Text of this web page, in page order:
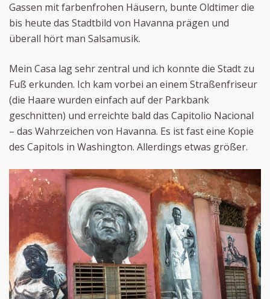
Gassen mit farbenfrohen Häusern, bunte Oldtimer die
bis heute das Stadtbild von Havanna prägen und
überall hört man Salsamusik.
Mein Casa lag sehr zentral und ich konnte die Stadt zu
Fuß erkunden. Ich kam vorbei an einem Straßenfriseur
(die Haare wurden einfach auf der Parkbank
geschnitten) und erreichte bald das Capitolio Nacional
– das Wahrzeichen von Havanna. Es ist fast eine Kopie
des Capitols in Washington. Allerdings etwas größer.